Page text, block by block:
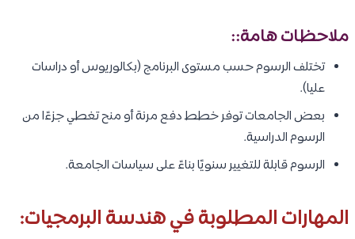
ملاحظات هامة::
تختلف الرسوم حسب مستوى البرنامج (بكالوريوس أو دراسات
عليا).
بعض الجامعات توفر خطط دفع مرنة أو منح تغطي جزءًا من
الرسوم الدراسية.
الرسوم قابلة للتغيير سنويًا بناءً على سياسات الجامعة.
المهارات المطلوبة في هندسة البرمجيات: